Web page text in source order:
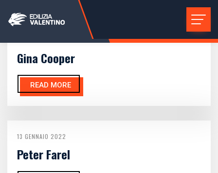
Gina Cooper
READ MORE
13 GENNAIO 2022
Peter Farel